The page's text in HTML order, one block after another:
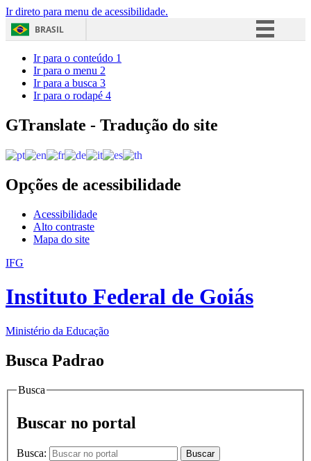
Ir direto para menu de acessibilidade.
BRASIL
Acesso à informação
Ir para o conteúdo 1
Ir para o menu 2
Ir para a busca 3
Ir para o rodapé 4
GTranslate - Tradução do site
Opções de acessibilidade
Acessibilidade
Alto contraste
Mapa do site
IFG
Instituto Federal de Goiás
Ministério da Educação
Busca Padrao
Busca
Buscar no portal
Busca: Buscar